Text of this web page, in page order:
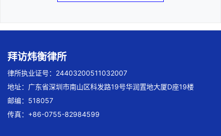
拜访炜衡律所
律所执业证号：24403200511032007
地址：广东省深圳市南山区科发路19号华润置地大厦D座19楼
邮编：518057
传真：+86-0755-82984599